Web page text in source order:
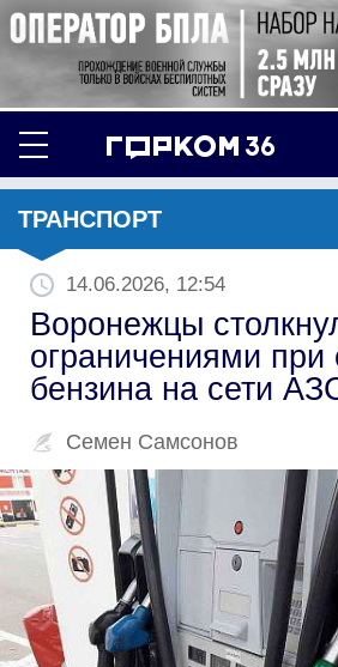
ТРАНСПОРТ
14.06.2026, 12:54
Воронежцы
ограничениями при
бензина на сети
Семен Самсонов